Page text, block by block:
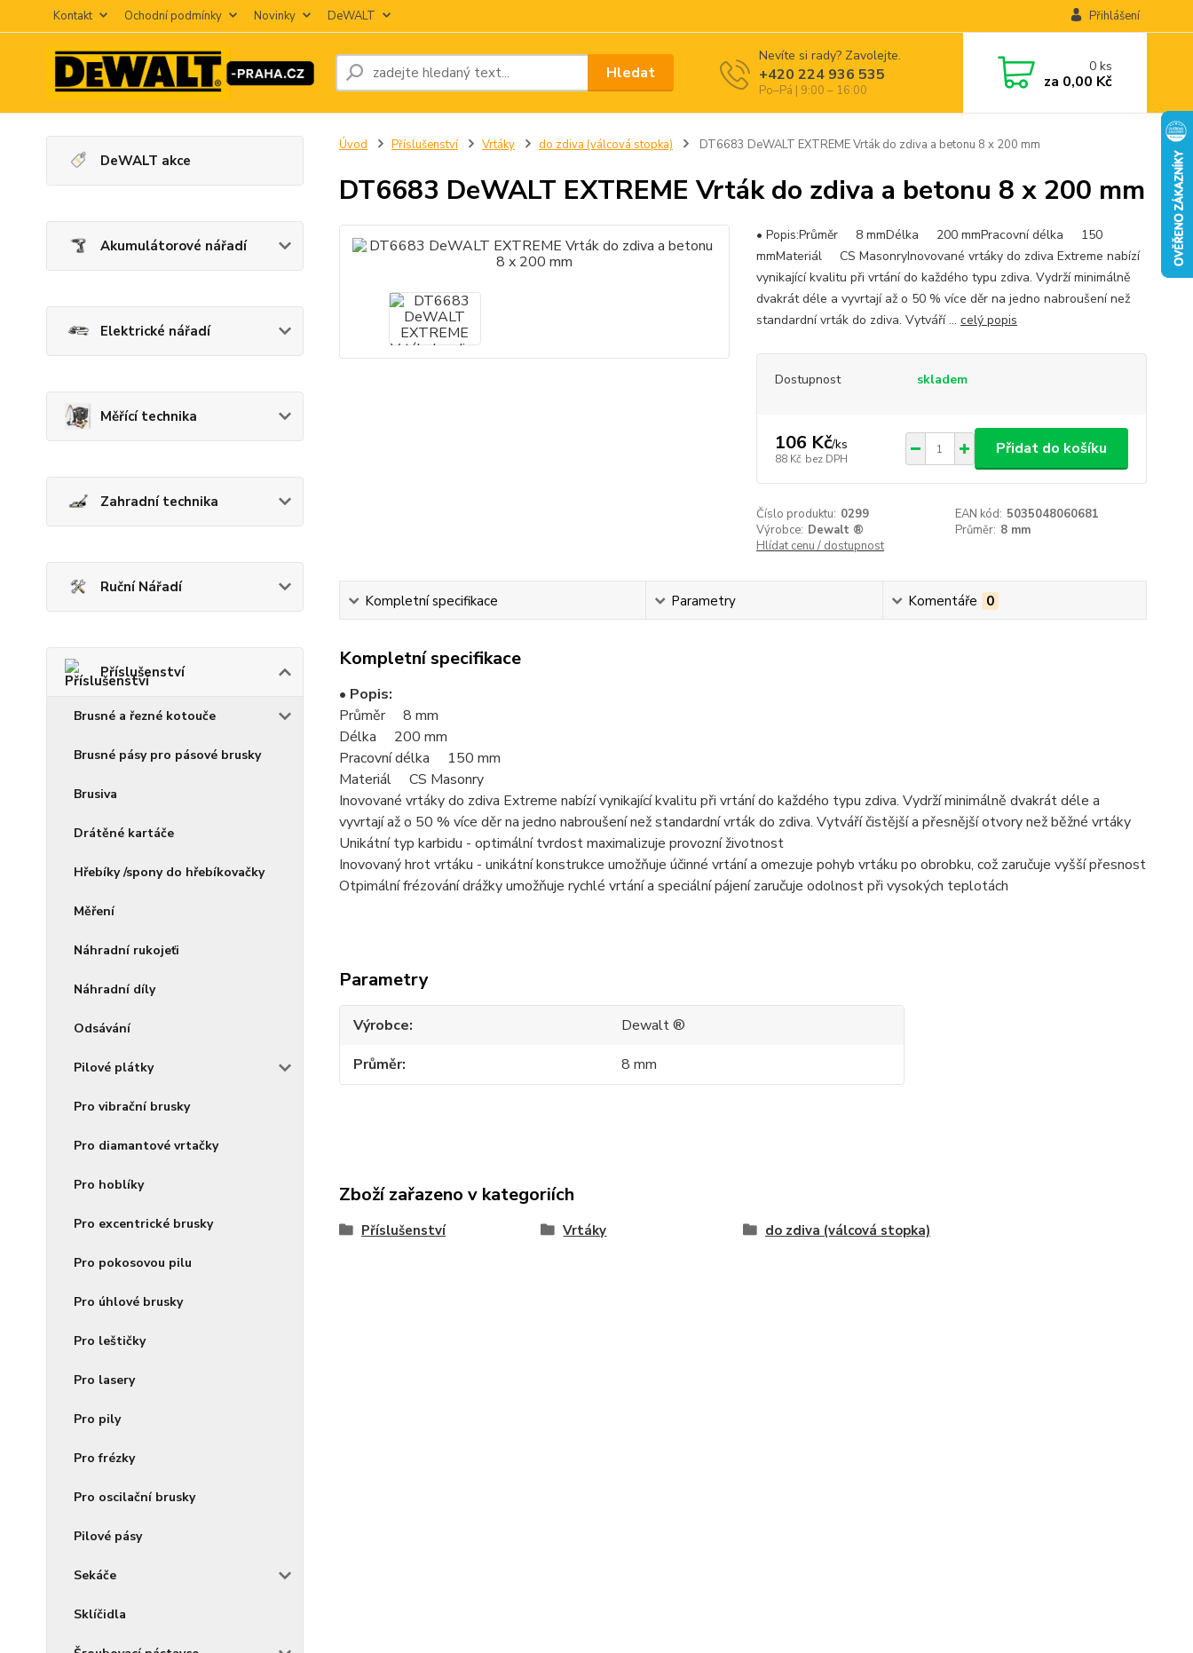
Kontakt Ochodní podmínky Novinky DeWALT Přihlášení
Hledat
Nevíte si rady? Zavolejte.
+420 224 936 535
Po–Pá | 9:00 – 16:00
0ks
za 0,00 Kč
DeWALT akce
Akumulátorové nářadí
Elektrické nářadí
Měřící technika
Zahradní technika
Ruční Nářadí
Příslušenství
Brusné a řezné kotouče
Brusné pásy pro pásové brusky
Brusiva
Drátěné kartáče
Hřebíky /spony do hřebíkovačky
Měření
Náhradní rukojeťi
Náhradní díly
Odsávání
Pilové plátky
Pro vibrační brusky
Pro diamantové vrtačky
Pro hoblíky
Pro excentrické brusky
Pro pokosovou pilu
Pro úhlové brusky
Pro leštičky
Pro lasery
Pro pily
Pro frézky
Pro oscilační brusky
Pilové pásy
Sekáče
Sklíčidla
Úvod Příslušenství Vrtáky do zdiva (válcová stopka) DT6683 DeWALT EXTREME Vrták do zdiva a betonu 8 x 200 mm
DT6683 DeWALT EXTREME Vrták do zdiva a betonu 8 x 200 mm
• Popis:Průměr 8 mmDélka 200 mmPracovní délka 150
mmMateriál CS MasonryInovované vrtáky do zdiva Extreme nabízí
vynikající kvalitu při vrtání do každého typu zdiva. Vydrží minimálně
dvakrát déle a vyvrtají až o 50 % více děr na jedno nabroušení než
standardní vrták do zdiva. Vytváří ... celý popis
Dostupnost skladem
106 Kč/ks
88 Kč bez DPH
Přidat do košíku
Číslo produktu: 0299 EAN kód: 5035048060681
Výrobce: Dewalt ® Průměr: 8 mm
Hlídat cenu / dostupnost
Kompletní specifikace Parametry Komentáře 0
Kompletní specifikace
• Popis:
Průměr 8 mm
Délka 200 mm
Pracovní délka 150 mm
Materiál CS Masonry
Inovované vrtáky do zdiva Extreme nabízí vynikající kvalitu při vrtání do každého typu zdiva. Vydrží minimálně dvakrát déle a
vyvrtají až o 50 % více děr na jedno nabroušení než standardní vrták do zdiva. Vytváří čistější a přesnější otvory než běžné vrtáky
Unikátní typ karbidu - optimální tvrdost maximalizuje provozní životnost
Inovovaný hrot vrtáku - unikátní konstrukce umožňuje účinné vrtání a omezuje pohyb vrtáku po obrobku, což zaručuje vyšší přesnost
Otpimální frézování drážky umožňuje rychlé vrtání a speciální pájení zaručuje odolnost při vysokých teplotách
Parametry
Výrobce
Dewalt ®
Průměr
8 mm
Zboží zařazeno v kategoriích
Příslušenství Vrtáky do zdiva (válcová stopka)